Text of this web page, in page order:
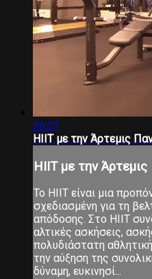
26:21
HIIT με την Άρτεμις
HIIT με την
Το ΗΙΙΤ είναι μια
σχεδιασμένη για τη
απόδοσης. Στο ΗΙΙΤ
αλτικές ασκήσεις,
πολυδιάστατη
την αύξηση της
δύναμη, ευκινησί...